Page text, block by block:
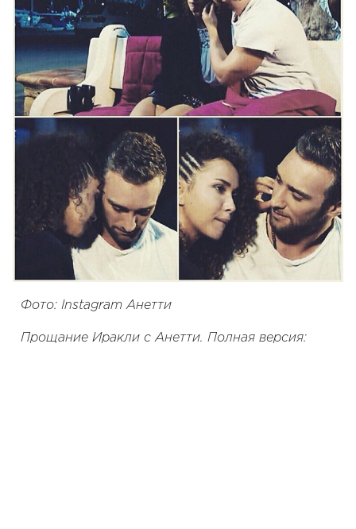
Фото: Instagram Анетти
Прощание Иракли с Анетти. Полная версия: